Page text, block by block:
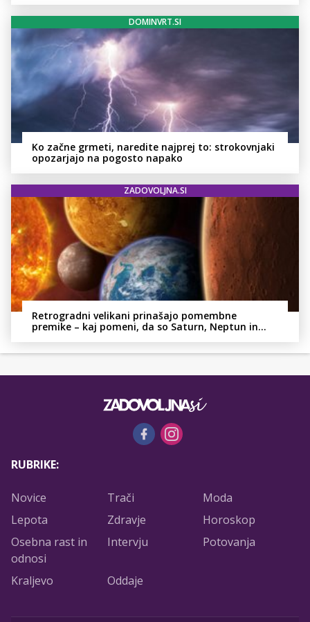
DOMINVRT.SI
Ko začne grmeti, naredite najprej to: strokovnjaki
opozarjajo na pogosto napako
ZADOVOLJNA.SI
Retrogradni velikani prinašajo pomembne
premike – kaj pomeni, da so Saturn, Neptun in
RUBRIKE:
Novice Trači
Moda
Lepota
Zdravje
Horoskop
Osebna rast in
odnosi
Intervju Potovanja
Kraljevo Oddaje